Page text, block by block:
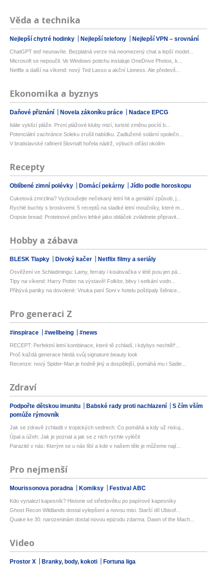
Věda a technika
Nejlepší chytré hodinky Nejlepší telefony Nejlepší VPN – srovnání
ChatGPT teď neunavíte. Bezplatná verze má neomezený chat a lepší model...
Microsoft se nepoučil. Ve Windows potichu instaluje OneDrive Photos, k...
Netflix a další na víkend: nový Ted Lasso a akční Lioness. Ale předevš...
Ekonomika a byznys
Daňové přiznání Novela zákoníku práce Nadace EPCG
Itálie vyklízí pláže. První plážové kluby mizí, turisté změnu pocítí b...
Potenciální zachránce Soleku zrušil nabídku. Zadlužené solární společn...
V bratislavské rafinerii Slovnaft hořela nádrž, výbuch otřásl okolím
Recepty
Oblíbené zimní polévky Domácí pekárny Jídlo podle horoskopu
Cuketová zmrzlina? Vyzkoušejte nečekaný letní hit a geniální způsob, j...
Rychlé buchty s broskvemi: 5 receptů na sladké letní moučníky, které m...
Oopsie bread: Proteinové pečivo lehké jako obláček zvládnete připravit...
Hobby a zábava
BLESK Tlapky Divoký kačer Netflix filmy a seriály
Osvěžení ve Schladmingu: Lamy, ferraty i koulovačka v létě jsou jen pá...
Tipy na víkend: Harry Potter na výstavě! Folklor, bitvy i setkání vodn...
Přibývá paniky na dovolené: Vnuka paní Soni v hotelu poštípaly štěnice...
Pro generaci Z
#inspirace #wellbeing #news
RECEPT: Perfektní letní kombinace, které tě zchladí, i kdybys nechtěl*...
Proč každá generace hledá svůj signature beauty look
Recenze: nový Spider-Man je hodně jiný a dospělejší, pomáhá mu i Sadie...
Zdraví
Podpořte dětskou imunitu Babské rady proti nachlazení
S čím vším
pomůže rýmovník
Jak se zdravě zchladit v tropických vedrech: Co pomáhá a kdy už riskuj...
Úpal a úžeh: Jak je poznat a jak se z nich rychle vyléčit
Parazité v nás: Kterým se u nás líbí a kde v našem těle je můžeme nají...
Pro nejmenší
Mourissonova poradna Komiksy Festival ABC
Kdo vynalezl kapesník? Historie od středověku po papírové kapesníky
Ghost Recon Wildlands dostal vylepšení a novou misi. Starší díl Ubisof...
Quake ke 30. narozeninám dostal novou epizodu zdarma. Dawn of the Mach...
Video
Prostor X Branky, body, kokoti Fortuna liga